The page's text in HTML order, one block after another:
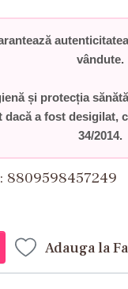
vândute.
și protecția
dacă a fost desigilat,
34/2014.
8809598457249
Adauga la